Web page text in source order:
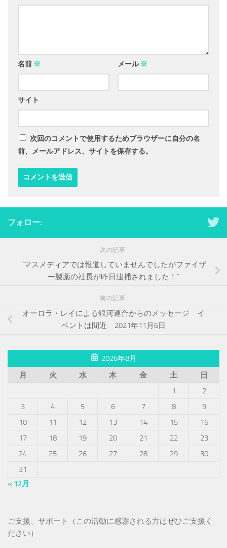
名前 ※ メール ※
サイト
次回のコメントで使用するためブラウザーに自分の名
前、メールアドレス、サイトを保存する。
フォロー:
次の記事
”マスメディアでは報道していませんでしたがファイザ
ー製薬の社長が昨日逮捕されました！”
前の記事
オーロラ・レイによる銀河連合からのメッセージ イ
ベントは間近 2021年11月6日
2026年8月
月
火 水 木 金 土
日
1
2
3
4 5 6 7 8
9
10
11 12 13 14 15
16
17
18 19 20 21 22
23
24
25 26 27 28 29
30
31
« 12月
ご支援、サポート（この活動に感謝される方はぜひご支援く
ださい）